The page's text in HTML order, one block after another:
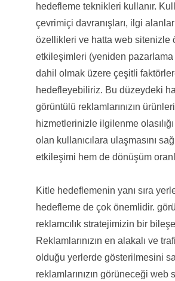
hedefleme teknikleri kullanır.
çevrimiçi davranışları, ilgi
özellikleri ve hatta web sitenizle
etkileşimleri (yeniden
dahil olmak üzere çeşitli
hedefleyebiliriz. Bu düzeydeki
görüntülü reklamlarınızın
hizmetlerinizle ilgilenme
olan kullanıcılara ulaşmasını
etkileşimi hem de dönüşüm
Kitle hedeflemenin yanı sıra
hedefleme de çok önemlidir.
reklamcılık stratejimizin bir
Reklamlarınızın en alakalı ve
olduğu yerlerde gösterilmesini
reklamlarınızın görüneceği web